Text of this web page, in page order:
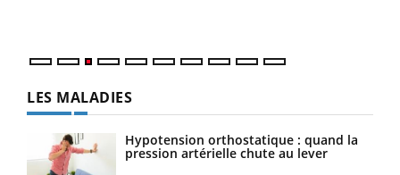
LES MALADIES
Hypotension orthostatique : quand la
pression artérielle chute au lever